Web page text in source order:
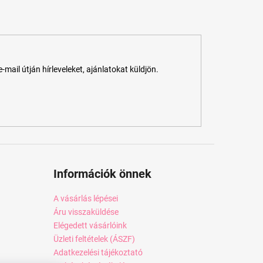
mail útján hírleveleket, ajánlatokat küldjön.
Információk önnek
A vásárlás lépései
Áru visszaküldése
Elégedett vásárlóink
Üzleti feltételek (ÁSZF)
Adatkezelési tájékoztató